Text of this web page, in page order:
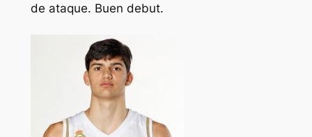
de ataque. Buen debut.